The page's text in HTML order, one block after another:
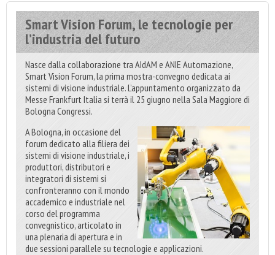
Smart Vision Forum, le tecnologie per
l’industria del futuro
Nasce dalla collaborazione tra AIdAM e ANIE Automazione,
Smart Vision Forum, la prima mostra-convegno dedicata ai
sistemi di visione industriale. L’appuntamento organizzato da
Messe Frankfurt Italia si terrà il 25 giugno nella Sala Maggiore di
Bologna Congressi.
A Bologna, in occasione del
forum dedicato alla filiera dei
sistemi di visione industriale, i
produttori, distributori e
integratori di sistemi si
confronteranno con il mondo
accademico e industriale nel
corso del programma
convegnistico, articolato in
una plenaria di apertura e in
due sessioni parallele su tecnologie e applicazioni.